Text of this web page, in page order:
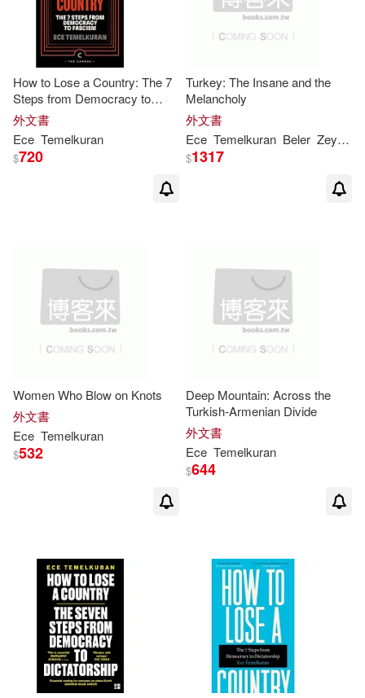
其他 (可複選)
現在可購買商品(3)
作者/演唱/譯/編/繪(2)
-
How to Lose a Country: The 7
Steps from Democracy to
Fascism
外文書
Ece Temelkuran
$720
Turkey: The Insane and the
Melancholy
外文書
Ece Temelkuran Beler Zeynep
$1317
Women Who Blow on Knots
外文書
Ece Temelkuran
$532
Deep Mountain: Across the
Turkish-Armenian Divide
外文書
Ece Temelkuran
$644